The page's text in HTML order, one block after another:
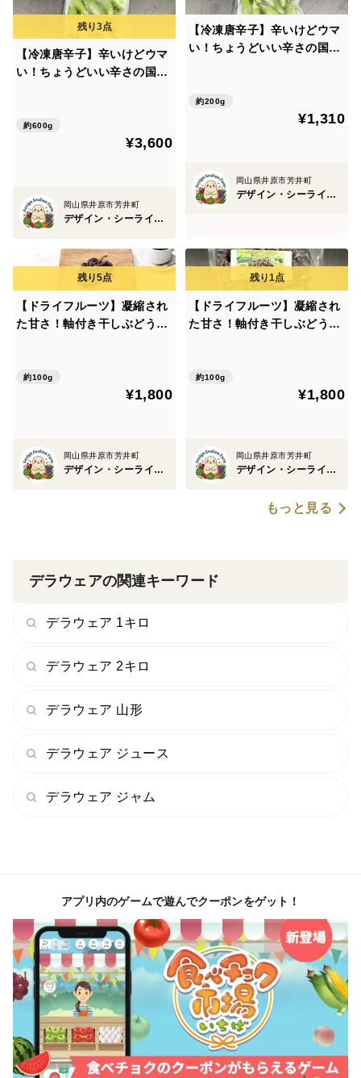
【冷凍唐辛子】辛いけどウマ
い！ちょうどいい辛さの国産
約600g
¥3,600
岡山県井原市芳井町
デザイン・シーライオン・ファーム
【冷凍唐辛子】辛いけどウマ
い！ちょうどいい辛さの国産
約200g
¥1,310
岡山県井原市芳井町
デザイン・シーライオン・ファーム
【ドライフルーツ】凝縮され
た甘さ！軸付き干しぶどう
約100g
¥1,800
岡山県井原市芳井町
デザイン・シーライオン・ファーム
【ドライフルーツ】凝縮され
た甘さ！軸付き干しぶどう
約100g
¥1,800
岡山県井原市芳井町
デザイン・シーライオン・ファーム
もっと見る
デラウェアの関連キーワード
デラウェア 1キロ
デラウェア 2キロ
デラウェア 山形
デラウェア ジュース
デラウェア ジャム
アプリ内のゲームで遊んでクーポンをゲット！